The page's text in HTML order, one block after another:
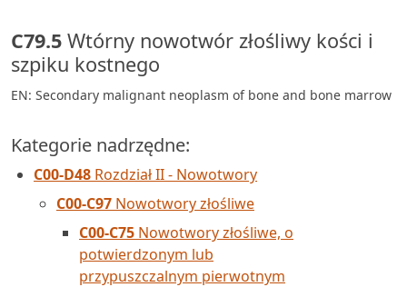
C79.5 Wtórny nowotwór złośliwy kości i
szpiku kostnego
EN: Secondary malignant neoplasm of bone and bone marrow
Kategorie nadrzędne:
C00-D48 Rozdział II - Nowotwory
C00-C97 Nowotwory złośliwe
C00-C75 Nowotwory złośliwe, o
potwierdzonym lub
przypuszczalnym pierwotnym